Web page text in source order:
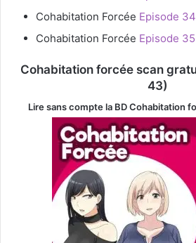
Cohabitation Forcée Episode
Cohabitation Forcée Episode
Cohabitation forcée scan
43)
Lire sans compte la BD Cohabitation